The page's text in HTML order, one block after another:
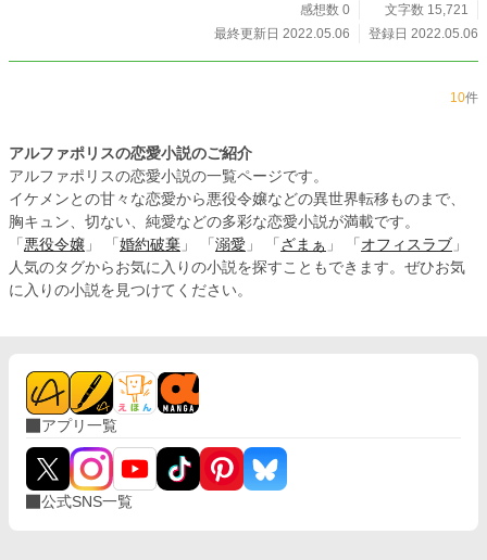
感想数 0
文字数 15,721
最終更新日 2022.05.06
登録日 2022.05.06
10件
アルファポリスの恋愛小説のご紹介
アルファポリスの恋愛小説の一覧ページです。
イケメンとの甘々な恋愛から悪役令嬢などの異世界転移ものまで、
胸キュン、切ない、純愛などの多彩な恋愛小説が満載です。
「 悪役令嬢 」 「 婚約破棄 」 「 溺愛 」 「 ざまぁ 」 「 オフィスラブ 」
人気のタグからお気に入りの小説を探すこともできます。ぜひお気
に入りの小説を見つけてください。
アプリ一覧
公式SNS一覧